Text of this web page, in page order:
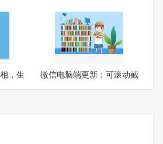
，生
微信电脑端更新：可滚动截